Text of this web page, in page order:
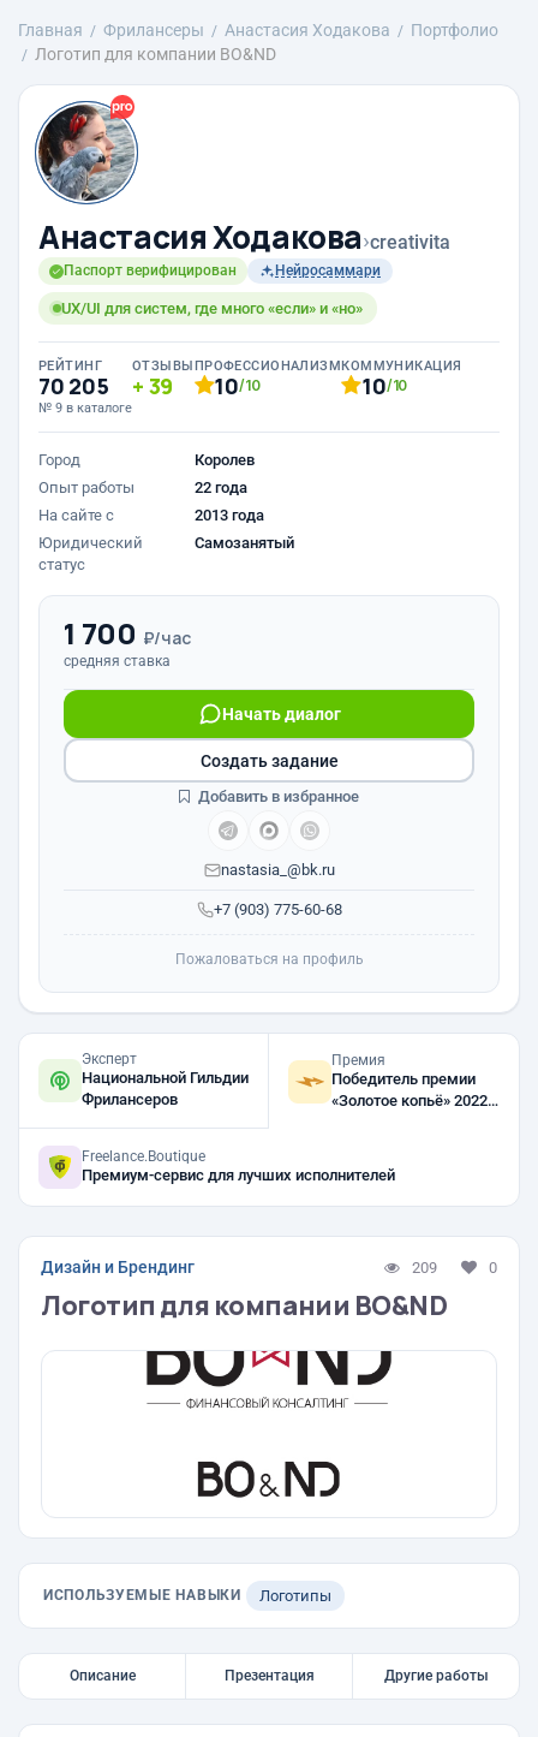
Главная Фрилансеры Анастасия Ходакова
Портфолио
Логотип для компании BO&ND
Анастасия Ходакова›creativita
Паспорт верифицирован Нейросаммари
UX/UI для систем, где много «если» и «но»
РЕЙТИНГ
70 205
№ 9 в каталоге
ОТЗЫВЫ
39
ПРОФЕССИОНАЛИЗМ
10/10
КОММУНИКАЦИЯ
10/10
Город
Королев
Опыт работы
22 года
На сайте с
2013 года
Юридический
статус
Самозанятый
1 700 ₽/час
средняя ставка
+7 (903) 775-60-68
Начать диалог
nastasia_@bk.ru
Создать задание
Добавить в избранное
Пожаловаться на профиль
Эксперт
Национальной Гильдии
Фрилансеров
Премия
Победитель премии
«Золотое копьё» 2022,
Freelance.Boutique
Премиум-сервис для лучших исполнителей
Дизайн и Брендинг 209 0
Логотип для компании BO&ND
ИСПОЛЬЗУЕМЫЕ НАВЫКИ Логотипы
Описание Презентация Другие работы